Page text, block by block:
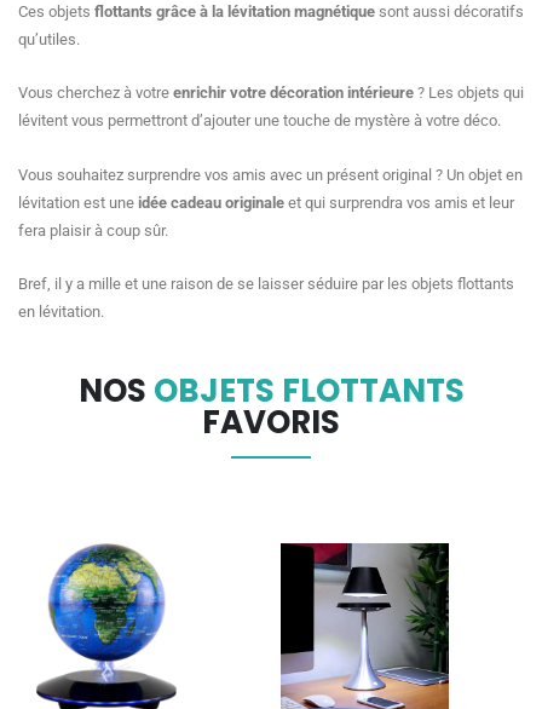
Ces objets flottants grâce à la lévitation magnétique sont aussi décoratifs
qu’utiles.
Vous cherchez à votre enrichir votre décoration intérieure ? Les objets qui
lévitent vous permettront d’ajouter une touche de mystère à votre déco.
Vous souhaitez surprendre vos amis avec un présent original ? Un objet en
lévitation est une idée cadeau originale et qui surprendra vos amis et leur
fera plaisir à coup sûr.
Bref, il y a mille et une raison de se laisser séduire par les objets flottants
en lévitation.
NOS OBJETS FLOTTANTS
FAVORIS